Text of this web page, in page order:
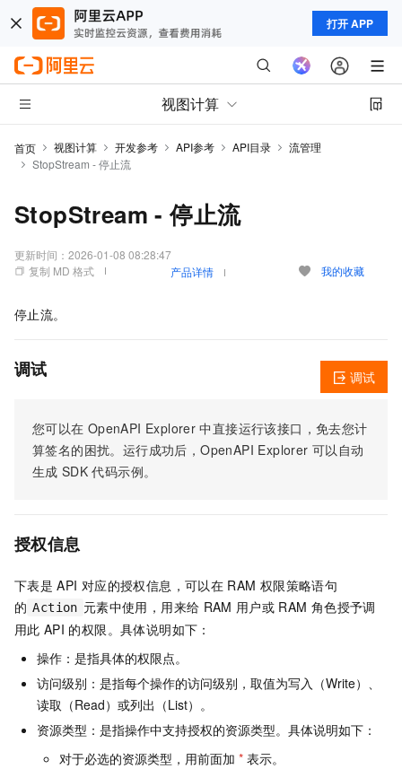
打开 APP
视图计算
首页 视图计算 开发参考 API参考 API目录
流管理
StopStream - 停止流
StopStream - 停止流
更新时间： 2026-01-08 08:28:47
复制 MD 格式
产品详情 我的收藏
停止流。
调试
您可以在 OpenAPI Explorer 中直接运行该接口，免去您计
算签名的困扰。运行成功后，OpenAPI Explorer 可以自动
生成 SDK 代码示例。
调试
授权信息
下表是 API 对应的授权信息，可以在 RAM 权限策略语句
的 Action 元素中使用，用来给 RAM 用户或 RAM 角色授予调
用此 API 的权限。具体说明如下：
操作：是指具体的权限点。
访问级别：是指每个操作的访问级别，取值为写入（Write）、
读取（Read）或列出（List）。
资源类型：是指操作中支持授权的资源类型。具体说明如下：
对于必选的资源类型，用前面加 * 表示。